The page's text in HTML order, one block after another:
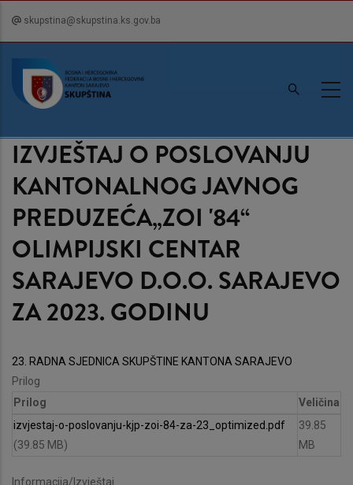
content
skupstina@skupstina.ks.gov.ba
IZVJEŠTAJ O POSLOVANJU
KANTONALNOG JAVNOG
PREDUZEĆA„ZOI '84“
OLIMPIJSKI CENTAR
SARAJEVO D.O.O. SARAJEVO
ZA 2023. GODINU
23. RADNA SJEDNICA SKUPŠTINE KANTONA SARAJEVO
Prilog
Prilog
Veličina
izvjestaj-o-poslovanju-kjp-zoi-84-za-23_optimized.pdf
(39.85 MB)
39.85
MB
Informacija/Izvještaj